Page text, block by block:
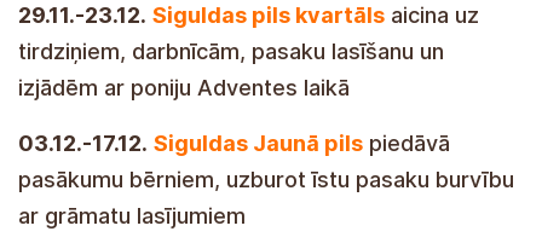
29.11.-23.12. Siguldas pils kvartāls aicina uz
tirdziņiem, darbnīcām, pasaku lasīšanu un
izjādēm ar poniju Adventes laikā
03.12.-17.12. Siguldas Jaunā pils piedāvā
pasākumu bērniem, uzburot īstu pasaku burvību
ar grāmatu lasījumiem